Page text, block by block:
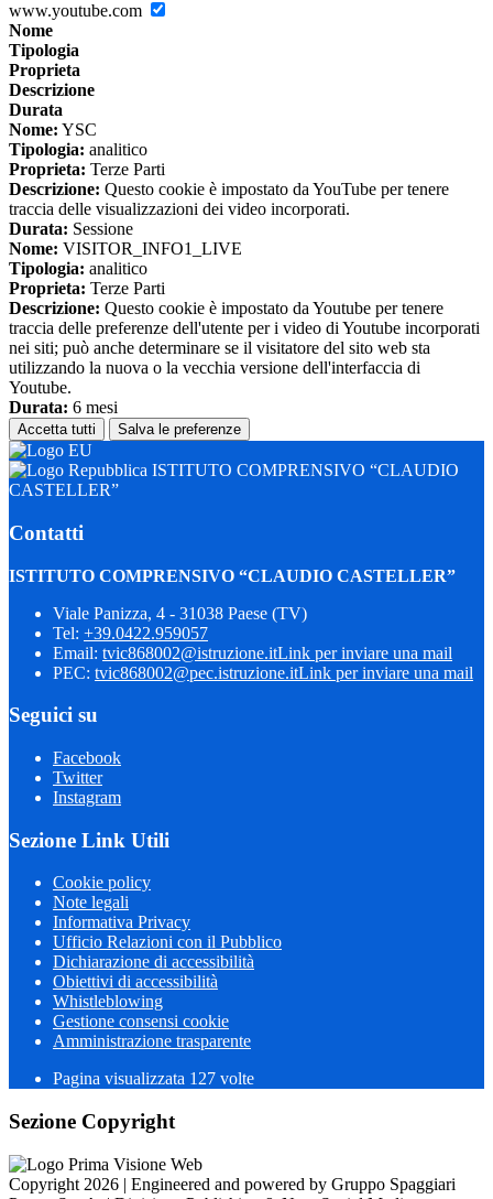
www.youtube.com
Nome
Tipologia
Proprieta
Descrizione
Durata
Nome: YSC
Tipologia: analitico
Proprieta: Terze Parti
Descrizione: Questo cookie è impostato da YouTube per tenere
traccia delle visualizzazioni dei video incorporati.
Durata: Sessione
Nome: VISITOR_INFO1_LIVE
Tipologia: analitico
Proprieta: Terze Parti
Descrizione: Questo cookie è impostato da Youtube per tenere
traccia delle preferenze dell'utente per i video di Youtube incorporati
nei siti; può anche determinare se il visitatore del sito web sta
utilizzando la nuova o la vecchia versione dell'interfaccia di
Youtube.
Durata: 6 mesi
Accetta tutti Salva le preferenze
ISTITUTO COMPRENSIVO “CLAUDIO
CASTELLER”
Contatti
ISTITUTO COMPRENSIVO “CLAUDIO CASTELLER”
Viale Panizza, 4 - 31038 Paese (TV)
Tel: +39.0422.959057
Email: tvic868002@istruzione.itLink per inviare una mail
PEC: tvic868002@pec.istruzione.itLink per inviare una mail
Seguici su
Facebook
Twitter
Instagram
Sezione Link Utili
Cookie policy
Note legali
Informativa Privacy
Ufficio Relazioni con il Pubblico
Dichiarazione di accessibilità
Obiettivi di accessibilità
Whistleblowing
Gestione consensi cookie
Amministrazione trasparente
Pagina visualizzata 127 volte
Sezione Copyright
Copyright 2026 | Engineered and powered by Gruppo Spaggiari